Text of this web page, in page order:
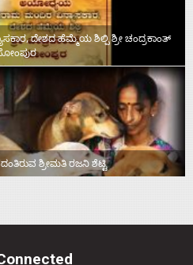
ದೇಶದ ಹೆಮ್ಮೆಯ ಶಿಲ್ಪಿ ಶ್ರೀ ಚಂದ್ರಕಾಂತ್‌
ಶ್ರೀಮತಿ ರಜನಿ ಶೆಟ್ಟಿ